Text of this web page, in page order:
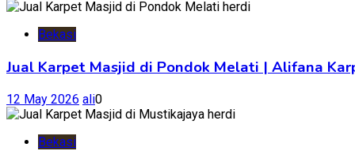
Bekasi
Jual Karpet Masjid di Pondok Melati | Alifana
12 May 2026 ali0
Bekasi